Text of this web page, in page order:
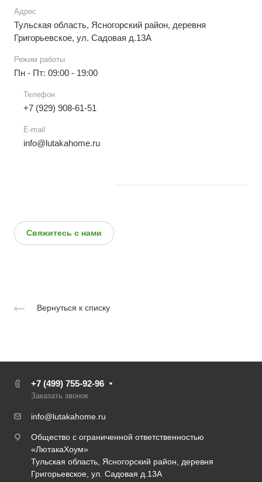
Адрес
Тульская область, Ясногорский район, деревня
Григорьевское, ул. Садовая д.13А
Режим работы
Пн - Пт: 09:00 - 19:00
Телефон
+7 (929) 908-61-51
E-mail
info@lutakahome.ru
Свяжитесь с нами
Вернуться к списку
+7 (499) 755-92-96
Заказать звонок
info@lutakahome.ru
Общество с ограниченной ответственностью
«ЛютакаХоум»
Тульская область, Ясногорский район, деревня
Григорьевское, ул. Садовая д.13А